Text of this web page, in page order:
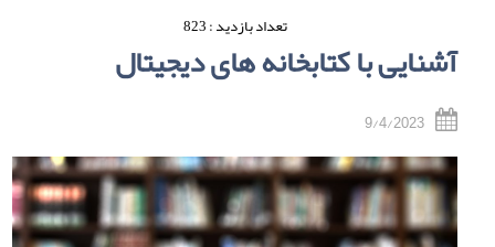
تعداد بازدید : 823
آشنایی با کتابخانه های دیجیتال
9/4/2023